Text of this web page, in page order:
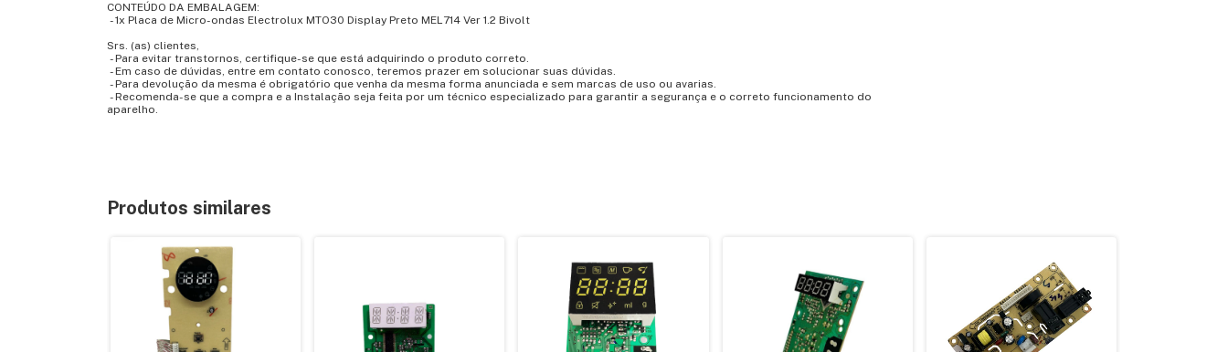
CONTEÚDO DA EMBALAGEM:
- 1x Placa de Micro-ondas Electrolux MTO30 Display Preto MEL714 Ver 1.2 Bivolt
Srs. (as) clientes,
- Para evitar transtornos, certifique-se que está adquirindo o produto correto.
- Em caso de dúvidas, entre em contato conosco, teremos prazer em solucionar suas dúvidas.
- Para devolução da mesma é obrigatório que venha da mesma forma anunciada e sem marcas de uso ou avarias.
- Recomenda-se que a compra e a Instalação seja feita por um técnico especializado para garantir a segurança e o correto funcionamento do
aparelho.
Produtos similares